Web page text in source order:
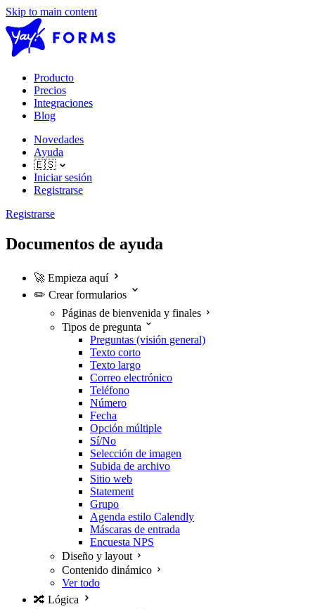
Skip to main content
Producto
Precios
Integraciones
Blog
Novedades
Ayuda
🇪🇸
Iniciar sesión
Registrarse
Registrarse
Documentos de ayuda
🚀 Empieza aquí
✏️ Crear formularios
Páginas de bienvenida y finales
Tipos de pregunta
Preguntas (visión general)
Texto corto
Texto largo
Correo electrónico
Teléfono
Número
Fecha
Opción múltiple
Sí/No
Selección de imagen
Subida de archivo
Sitio web
Statement
Grupo
Agenda estilo Calendly
Máscaras de entrada
Encuesta NPS
Diseño y layout
Contenido dinámico
Ver todo
🔀 Lógica